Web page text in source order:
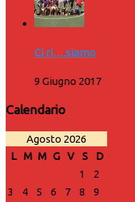
Ci ri….siamo
9 Giugno 2017
Calendario
Agosto 2026
L M M G V S
D
1
2
3
4 5 6 7 8
9